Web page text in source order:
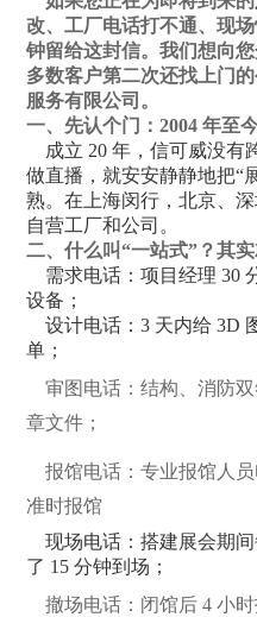
改、工厂电话打不通、现
钟留给这封信。我们想向
多数客户第二次还找上门
服务有限公司。
一、先认个门：2004 年至
成立 20 年，信可威没有
做直播，就安安静静地把“
熟。在上海闵行，北京、
自营工厂和公司。
二、什么叫“一站式”？其
需求电话：项目经理 30
设备；
设计电话：3 天内给 3D
单；
审图电话：结构、消防双
章文件；
报馆电话：专业报馆人
准时报馆
现场电话：搭建展会期
了 15 分钟到场；
撤场电话：闭馆后 4 小